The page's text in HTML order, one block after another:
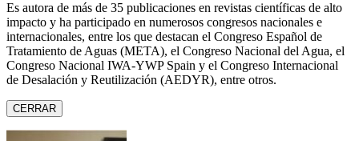
Es autora de más de 35 publicaciones en revistas científicas de alto
impacto y ha participado en numerosos congresos nacionales e
internacionales, entre los que destacan el Congreso Español de
Tratamiento de Aguas (META), el Congreso Nacional del Agua, el
Congreso Nacional IWA‑YWP Spain y el Congreso Internacional
de Desalación y Reutilización (AEDYR), entre otros.
CERRAR